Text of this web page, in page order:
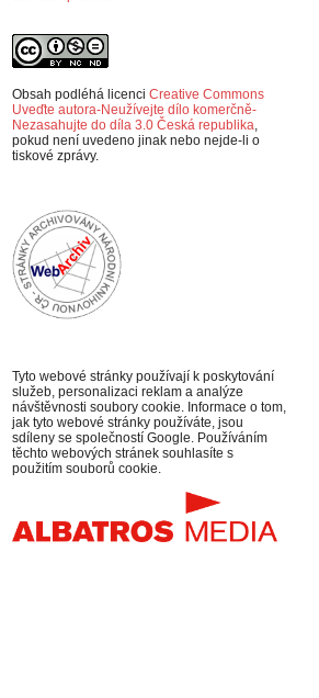
Obsah podléhá licenci Creative Commons
Uveďte autora-Neužívejte dílo komerčně-
Nezasahujte do díla 3.0 Česká republika,
pokud není uvedeno jinak nebo nejde-li o
tiskové zprávy.
Tyto webové stránky používají k poskytování
služeb, personalizaci reklam a analýze
návštěvnosti soubory cookie. Informace o tom,
jak tyto webové stránky používáte, jsou
sdíleny se společností Google. Používáním
těchto webových stránek souhlasíte s
použitím souborů cookie.